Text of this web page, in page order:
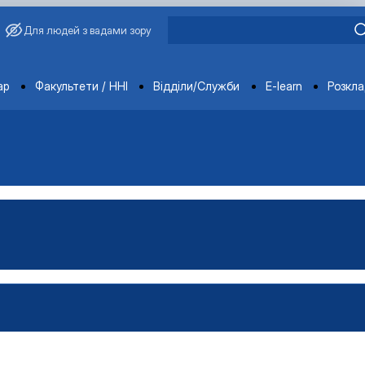
Для людей з вадами зору
Факультети / ННІ Відділи/Служби E-learn